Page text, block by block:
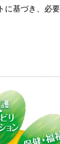
基づき、必